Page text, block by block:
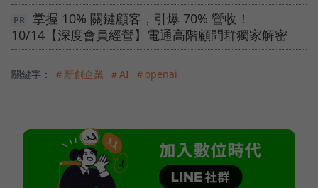
掌握 10% 關鍵顧客，引爆 70% 營收！
10/14【深度會員經營】電通高階顧問群獨家解密
關鍵字： ＃新創企業 ＃AI ＃openai